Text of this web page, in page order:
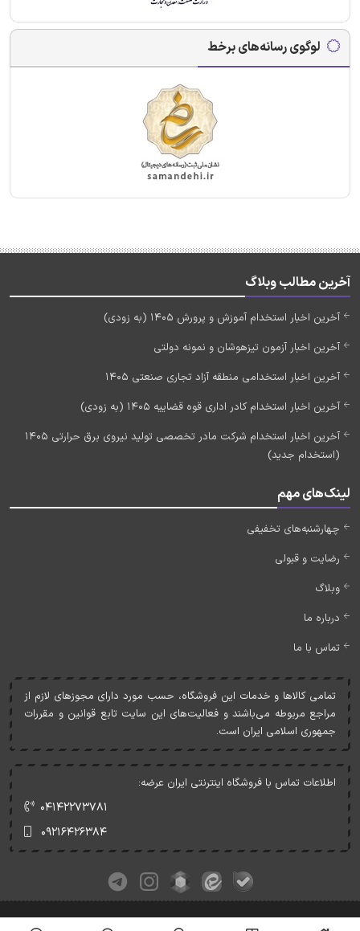
لوگوی رسانه‌های برخط
آخرین مطالب وبلاگ
آخرین اخبار استخدام آموزش و پرورش 1405 (به زودی)
آخرین اخبار آزمون تیزهوشان و نمونه دولتی
آخرین اخبار استخدامی منطقه آزاد تجاری صنعتی 1405
آخرین اخبار استخدام کادر اداری قوه قضاییه 1405 (به زودی)
آخرین اخبار استخدام شرکت مادر تخصصی تولید نیروی برق حرارتی 1405
(استخدام جدید)
لینک‌های مهم
چهارشنبه‌های تخفیفی
رضایت و قبولی
وبلاگ
درباره ما
تماس با ما
تمامی کالاها و خدمات اين فروشگاه، حسب مورد دارای مجوزهای لازم از
مراجع مربوطه می‌باشند و فعاليت‌های اين سايت تابع قوانين و مقررات
جمهوری اسلامی ايران است.
اطلاعات تماس با فروشگاه اینترنتی ایران عرضه:
۰۴۱۴۲۲۷۳۷۸۱
۰۹۲۱۶۴۲۶۳۸۴
کلیه حقوق این وبسایت متعلق به ایران عرضه می‌باشد.